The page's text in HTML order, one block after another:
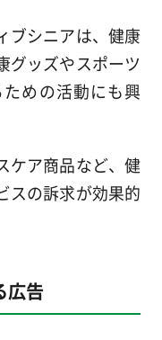
ブシニアは、健康
グッズやスポーツ
めの活動にも興
ケア商品など、健
スの訴求が効果的
広告